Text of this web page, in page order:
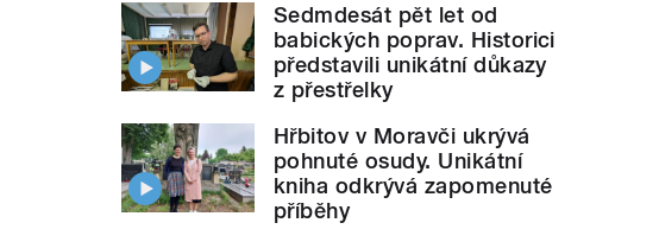
Sedmdesát pět let od
babických poprav. Historici
představili unikátní důkazy
z přestřelky
Hřbitov v Moravči ukrývá
pohnuté osudy. Unikátní
kniha odkrývá zapomenuté
příběhy